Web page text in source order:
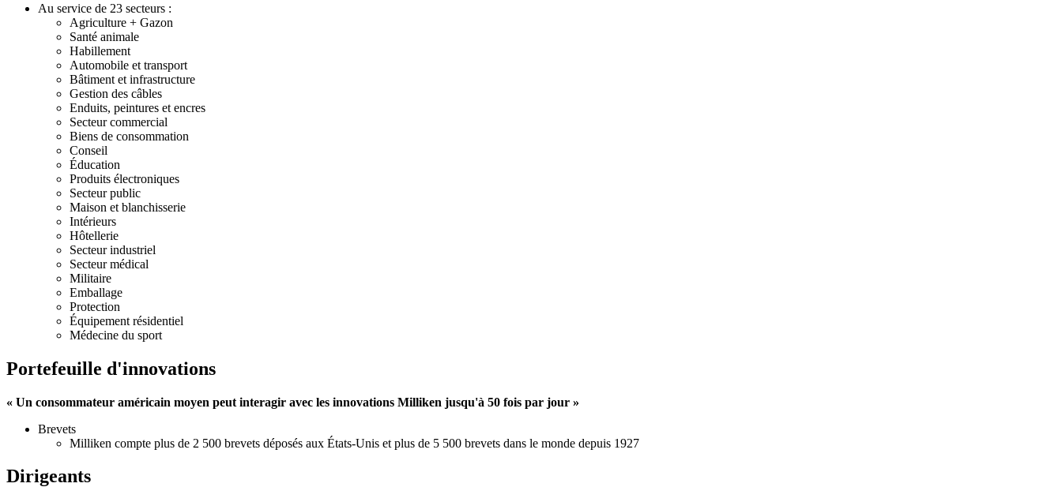
Au service de 23 secteurs :
Agriculture + Gazon
Santé animale
Habillement
Automobile et transport
Bâtiment et infrastructure
Gestion des câbles
Enduits, peintures et encres
Secteur commercial
Biens de consommation
Conseil
Éducation
Produits électroniques
Secteur public
Maison et blanchisserie
Intérieurs
Hôtellerie
Secteur industriel
Secteur médical
Militaire
Emballage
Protection
Équipement résidentiel
Médecine du sport
Portefeuille d'innovations
« Un consommateur américain moyen peut interagir avec les innovations Milliken jusqu'à 50 fois par jour »
Brevets
Milliken compte plus de 2 500 brevets déposés aux États-Unis et plus de 5 500 brevets dans le monde depuis 1927
Dirigeants